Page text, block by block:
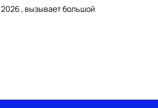
, вызывает большой